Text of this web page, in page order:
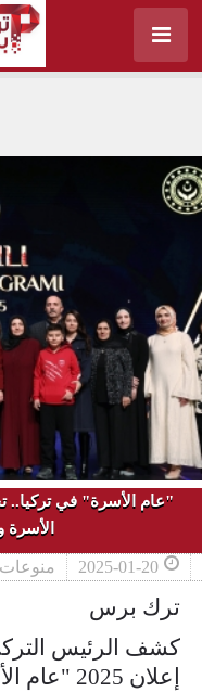
"عام الأسرة" في تركيا..
الأسرة
2025-01-20 منوعات
ترك برس
كشف الرئيس
إعلان